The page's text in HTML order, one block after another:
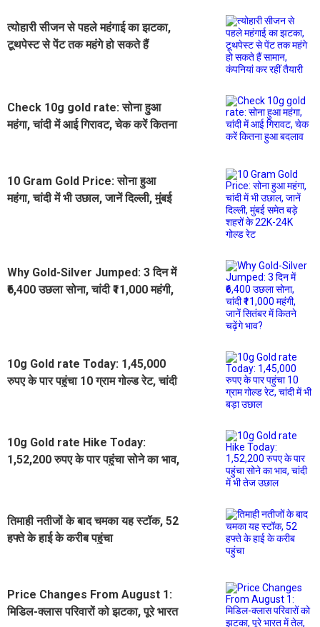
त्योहारी सीजन से पहले महंगाई का झटका,
टूथपेस्ट से पेंट तक महंगे हो सकते हैं
Check 10g gold rate: सोना हुआ
महंगा, चांदी में आई गिरावट, चेक करें कितना
10 Gram Gold Price: सोना हुआ
महंगा, चांदी में भी उछाल, जानें दिल्ली, मुंबई
Why Gold-Silver Jumped: 3 दिन में
₹6,400 उछला सोना, चांदी ₹11,000 महंगी,
10g Gold rate Today: 1,45,000
रुपए के पार पहुंचा 10 ग्राम गोल्ड रेट, चांदी
10g Gold rate Hike Today:
1,52,200 रुपए के पार पहुंचा सोने का भाव,
तिमाही नतीजों के बाद चमका यह स्टॉक, 52
हफ्ते के हाई के करीब पहुंचा
Price Changes From August 1:
मिडिल-क्लास परिवारों को झटका, पूरे भारत